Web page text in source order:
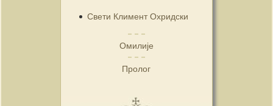
Свети Климент Охридски
Омилије
Пролог